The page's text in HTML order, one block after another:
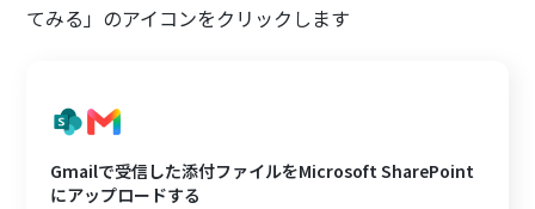
てみる」のアイコンをクリックします
Gmailで受信した添付ファイルをMicrosoft SharePoint
にアップロードする